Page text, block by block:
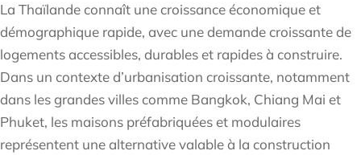
La Thaïlande connaît une croissance économique et
démographique rapide, avec une demande croissante de
logements accessibles, durables et rapides à construire.
Dans un contexte d’urbanisation croissante, notamment
dans les grandes villes comme Bangkok, Chiang Mai et
Phuket, les maisons préfabriquées et modulaires
représentent une alternative valable à la construction